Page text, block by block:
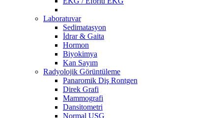
Laboratuvar
Sedimatasyon
İdrar & Gaita
Hormon
Biyokimya
Kan Sayım
Radyolojik Görüntüleme
Panaromik Diş Rontgen
Direk Grafi
Mammografi
Dansitometri
Normal USG